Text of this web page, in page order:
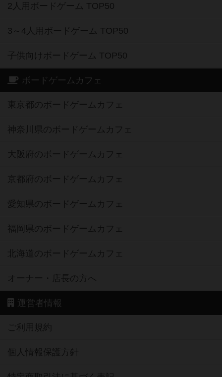
2人用ボードゲーム TOP50
3～4人用ボードゲーム TOP50
子供向けボードゲーム TOP50
ボードゲームカフェ
東京都のボードゲームカフェ
神奈川県のボードゲームカフェ
大阪府のボードゲームカフェ
京都府のボードゲームカフェ
愛知県のボードゲームカフェ
福岡県のボードゲームカフェ
北海道のボードゲームカフェ
オーナー・店長の方へ
運営者情報
ご利用規約
個人情報保護方針